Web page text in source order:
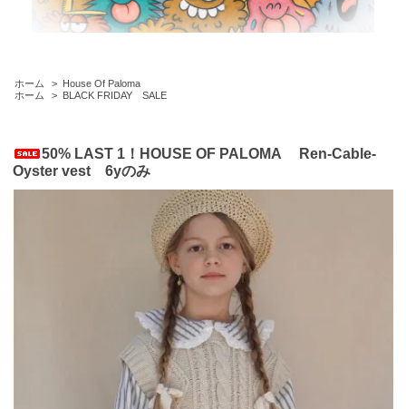
ホーム > House Of Paloma
ホーム
> BLACK FRIDAY SALE
50% LAST 1！HOUSE OF PALOMA Ren-Cable-
Oyster vest 6yのみ